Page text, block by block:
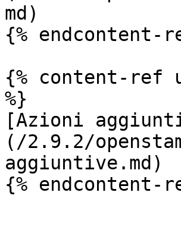
md)
{% endcontent-
{% content-ref
%}
[Azioni
(/2.9.2/
aggiuntive.md)
{% endcontent-